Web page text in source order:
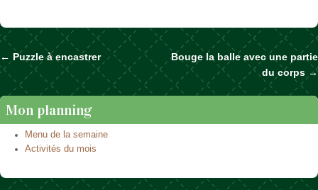
Naviguer dans les articles
← Puzzle à encastrer
Bouge la balle avec une partie
du corps →
Mon planning
Menu de la semaine
Activités du mois